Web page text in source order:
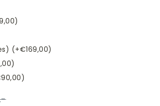
(+€169,00)